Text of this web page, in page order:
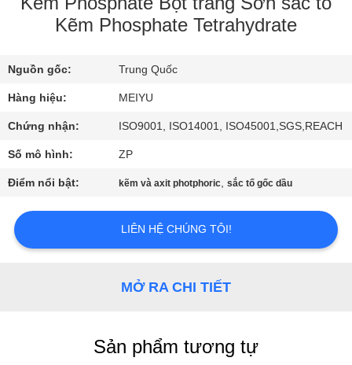
THAM
QUAN
NHÀ
MÁY
SOÁT
CHẤT
Kẽm Phosphate Tetrahydrate
Nguồn gốc: Trung Quốc
Hàng hiệu: MEIYU
Chứng nhận: ISO9001, ISO14001, ISO45001,SGS,REACH
Số mô hình: ZP
Điểm nổi bật: kẽm và axit photphoric,sắc tố gốc dầu
LIÊN HỆ CHÚNG TÔI!
MỞ RA CHI TIẾT
Sản phẩm tương tự